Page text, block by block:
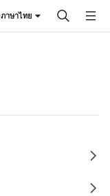
ภาษาไทย